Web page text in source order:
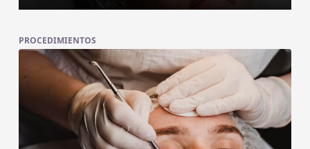
PROCEDIMIENTOS